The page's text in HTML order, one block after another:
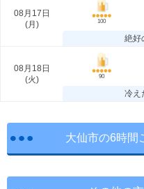
08月17日
(月 ) 100
絶好
08月18日
(火) 90
冷え
大仙市の6時間